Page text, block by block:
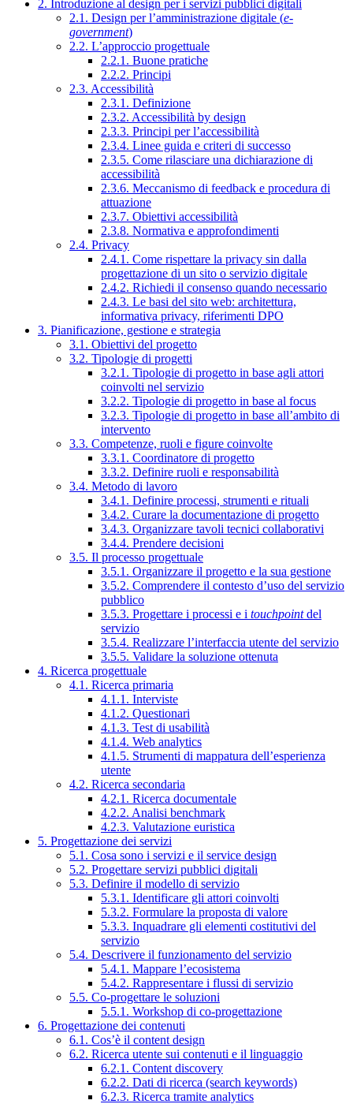
2. Introduzione al design per i servizi pubblici digitali
2.1. Design per l’amministrazione digitale (e-
government)
2.2. L’approccio progettuale
2.2.1. Buone pratiche
2.2.2. Principi
2.3. Accessibilità
2.3.1. Definizione
2.3.2. Accessibilità by design
2.3.3. Principi per l’accessibilità
2.3.4. Linee guida e criteri di successo
2.3.5. Come rilasciare una dichiarazione di
accessibilità
2.3.6. Meccanismo di feedback e procedura di
attuazione
2.3.7. Obiettivi accessibilità
2.3.8. Normativa e approfondimenti
2.4. Privacy
2.4.1. Come rispettare la privacy sin dalla
progettazione di un sito o servizio digitale
2.4.2. Richiedi il consenso quando necessario
2.4.3. Le basi del sito web: architettura,
informativa privacy, riferimenti DPO
3. Pianificazione, gestione e strategia
3.1. Obiettivi del progetto
3.2. Tipologie di progetti
3.2.1. Tipologie di progetto in base agli attori
coinvolti nel servizio
3.2.2. Tipologie di progetto in base al focus
3.2.3. Tipologie di progetto in base all’ambito di
intervento
3.3. Competenze, ruoli e figure coinvolte
3.3.1. Coordinatore di progetto
3.3.2. Definire ruoli e responsabilità
3.4. Metodo di lavoro
3.4.1. Definire processi, strumenti e rituali
3.4.2. Curare la documentazione di progetto
3.4.3. Organizzare tavoli tecnici collaborativi
3.4.4. Prendere decisioni
3.5. Il processo progettuale
3.5.1. Organizzare il progetto e la sua gestione
3.5.2. Comprendere il contesto d’uso del servizio
pubblico
3.5.3. Progettare i processi e i touchpointdel
servizio
3.5.4. Realizzare l’interfaccia utente del servizio
3.5.5. Validare la soluzione ottenuta
4. Ricerca progettuale
4.1. Ricerca primaria
4.1.1. Interviste
4.1.2. Questionari
4.1.3. Test di usabilità
4.1.4. Web analytics
4.1.5. Strumenti di mappatura dell’esperienza
utente
4.2. Ricerca secondaria
4.2.1. Ricerca documentale
4.2.2. Analisi benchmark
4.2.3. Valutazione euristica
5. Progettazione dei servizi
5.1. Cosa sono i servizi e il service design
5.2. Progettare servizi pubblici digitali
5.3. Definire il modello di servizio
5.3.1. Identificare gli attori coinvolti
5.3.2. Formulare la proposta di valore
5.3.3. Inquadrare gli elementi costitutivi del
servizio
5.4. Descrivere il funzionamento del servizio
5.4.1. Mappare l’ecosistema
5.4.2. Rappresentare i flussi di servizio
5.5. Co-progettare le soluzioni
5.5.1. Workshop di co-progettazione
6. Progettazione dei contenuti
6.1. Cos’è il content design
6.2. Ricerca utente sui contenuti e il linguaggio
6.2.1. Content discovery
6.2.2. Dati di ricerca (search keywords)
6.2.3. Ricerca tramite analytics